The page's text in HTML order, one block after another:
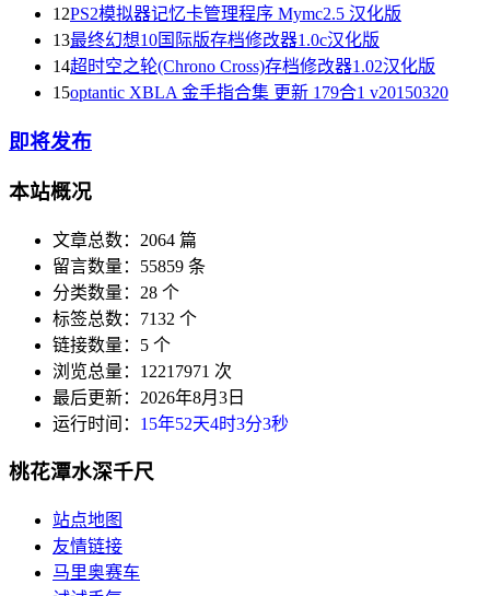
12PS2模拟器记忆卡管理程序 Mymc2.5 汉化版
13最终幻想10国际版存档修改器1.0c汉化版
14超时空之轮(Chrono Cross)存档修改器1.02汉化版
15optantic XBLA 金手指合集 更新 179合1 v20150320
即将发布
本站概况
文章总数：2064 篇
留言数量：55859 条
分类数量：28 个
标签总数：7132 个
链接数量：5 个
浏览总量：12217971 次
最后更新：2026年8月3日
运行时间： 15年52天4时3分3秒
桃花潭水深千尺
站点地图
友情链接
马里奥赛车